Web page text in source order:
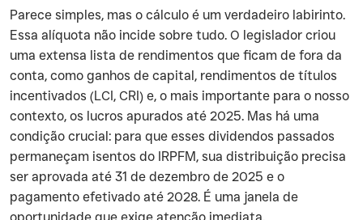
Parece simples, mas o cálculo é um verdadeiro labirinto.
Essa alíquota não incide sobre tudo. O legislador criou
uma extensa lista de rendimentos que ficam de fora da
conta, como ganhos de capital, rendimentos de títulos
incentivados (LCI, CRI) e, o mais importante para o nosso
contexto, os lucros apurados até 2025. Mas há uma
condição crucial: para que esses dividendos passados
permaneçam isentos do IRPFM, sua distribuição precisa
ser aprovada até 31 de dezembro de 2025 e o
pagamento efetivado até 2028. É uma janela de
oportunidade que exige atenção imediata.